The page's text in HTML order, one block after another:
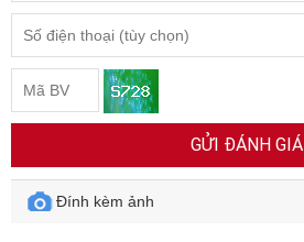
GỬI ĐÁNH GIÁ
Đính kèm ảnh